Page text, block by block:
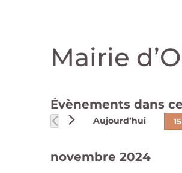
Mairie
Évènements dans
Aujourd’hui
novembre 2024